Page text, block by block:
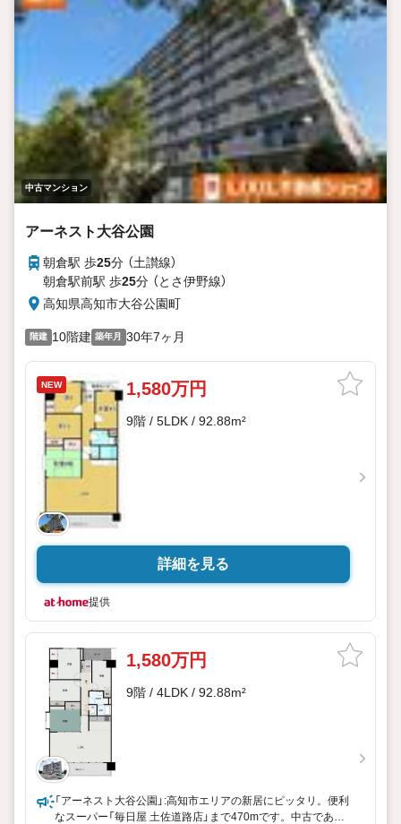
中古マンション
アーネスト大谷公園
朝倉駅 歩25分 （土讃線）
朝倉駅前駅 歩25分 （とさ伊野線）
高知県高知市大谷公園町
階建 10階建 築年月 30年7ヶ月
NEW 1,580万円
9階 / 5LDK / 92.88m²
詳細を見る
提供
1,580万円
9階 / 4LDK / 92.88m²
「アーネスト大谷公園」:高知市エリアの新居にピッタリ。便利
なスーパー「毎日屋 土佐道路店」まで470mです。中古であり